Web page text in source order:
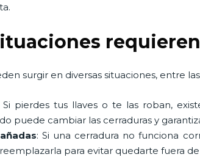
surgir en diversas situaciones, entre
Si pierdes tus llaves o te las roban,
puede cambiar las cerraduras y
: Si una cerradura no funciona
para evitar quedarte fuera